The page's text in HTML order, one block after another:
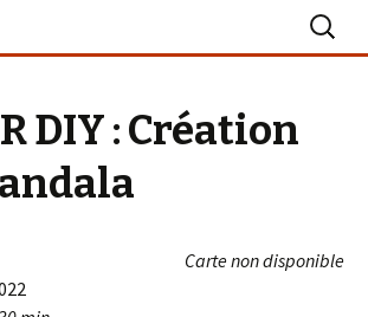
– La Turballe
DIY : Création
Carte non disponible